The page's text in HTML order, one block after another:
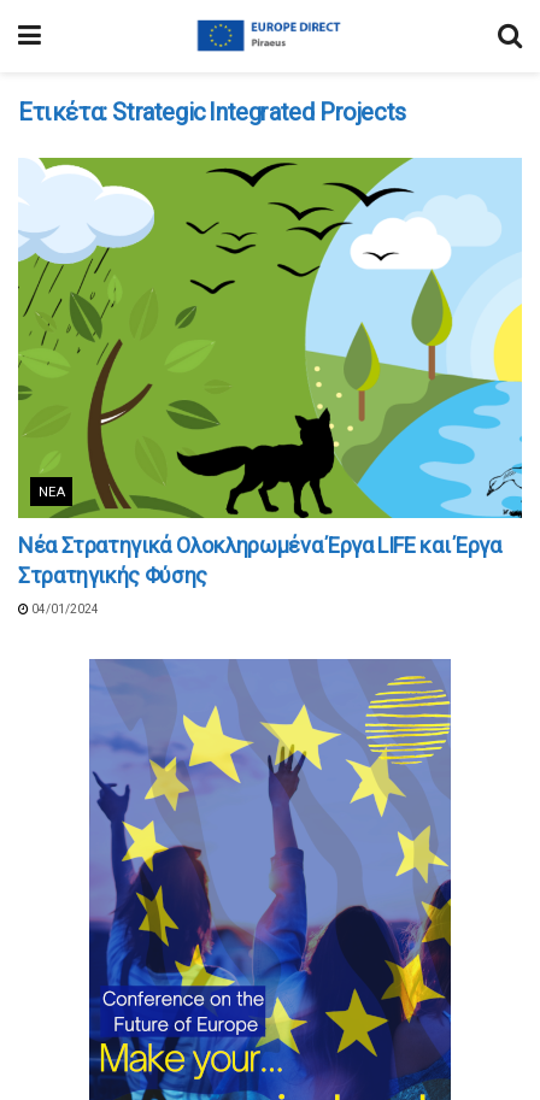
Ετικέτα: Strategic Integrated Projects
ΝΈΑ
Νέα Στρατηγικά Ολοκληρωμένα Έργα LIFE και Έργα
Στρατηγικής Φύσης
04/01/2024